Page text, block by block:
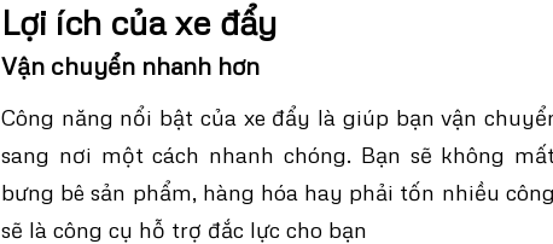
Lợi ích của xe đẩy
Vận chuyển nhanh hơn
Công năng nổi bật của xe đẩy là giúp bạn vận
sang nơi một cách nhanh chóng. Bạn sẽ không
bưng bê sản phẩm, hàng hóa hay phải tốn nhiều
sẽ là công cụ hỗ trợ đắc lực cho bạn